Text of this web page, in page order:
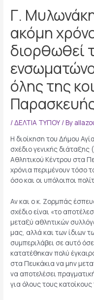
Γ.
ακόμη
διορθωθεί
όλης της
/ΔΕΛΤΙΑ ΤΥΠΟΥ / By
Η διοίκηση του Δήμου
σχέδιο γενικής
Αθλητικού Κέντρου στα
χρόνια περιμένουν τόσο
όσο και οι υπόλοιποι
Αν και ο κ. Ζορμπάς
σχέδιο είναι «το
μεταξύ αθλητικών
μας, αλλά και των ίδιων
συμπεριλάβει σε αυτό
κατατέθηκαν πολύ
στα Πευκάκια να μην
να αποτελέσει
για όλους τους